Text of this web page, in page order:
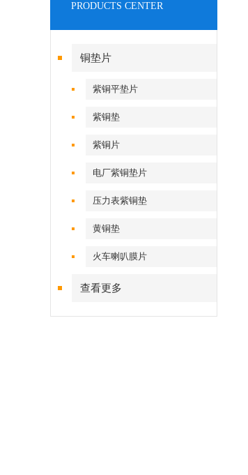
PRODUCTS CENTER
铜垫片
紫铜平垫片
紫铜垫
紫铜片
电厂紫铜垫片
压力表紫铜垫
黄铜垫
火车喇叭膜片
查看更多